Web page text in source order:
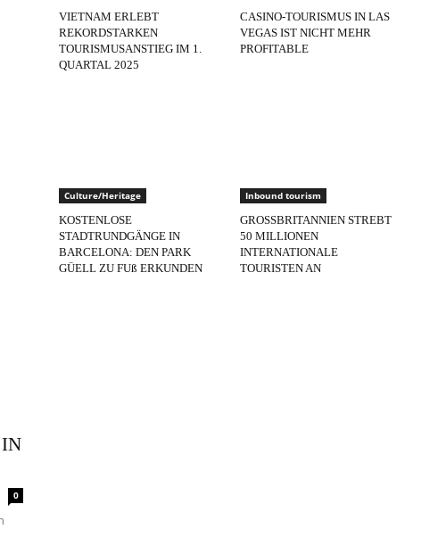
0
VIETNAM ERLEBT
REKORDSTARKEN
TOURISMUSANSTIEG IM 1.
QUARTAL 2025
CASINO-TOURISMUS IN LAS
VEGAS IST NICHT MEHR
PROFITABLE
Culture/Heritage
KOSTENLOSE
STADTRUNDGÄNGE IN
BARCELONA: DEN PARK
GÜELL ZU FUß ERKUNDEN
Inbound tourism
GROSSBRITANNIEN STREBT
50 MILLIONEN
INTERNATIONALE
TOURISTEN AN